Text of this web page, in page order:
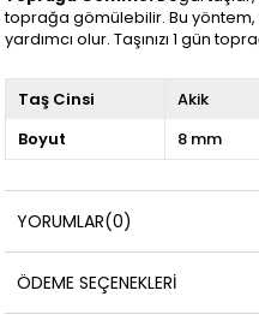
toprağa gömülebilir. Bu
yardımcı olur. Taşınızı 1 gün
Taş Cinsi
Akik
Boyut
8 mm
YORUMLAR(0)
ÖDEME SEÇENEKLERI